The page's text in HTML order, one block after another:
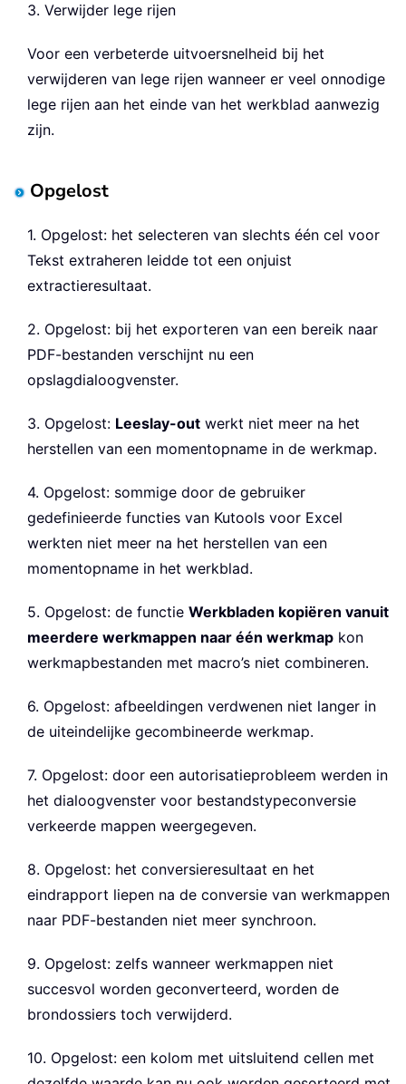
3. Verwijder lege rijen
Voor een verbeterde uitvoersnelheid bij het
verwijderen van lege rijen wanneer er veel onnodige
lege rijen aan het einde van het werkblad aanwezig
zijn.
Opgelost
1. Opgelost: het selecteren van slechts één cel voor
Tekst extraheren leidde tot een onjuist
extractieresultaat.
2. Opgelost: bij het exporteren van een bereik naar
PDF-bestanden verschijnt nu een
opslagdialoogvenster.
3. Opgelost: Leeslay-out werkt niet meer na het
herstellen van een momentopname in de werkmap.
4. Opgelost: sommige door de gebruiker
gedefinieerde functies van Kutools voor Excel
werkten niet meer na het herstellen van een
momentopname in het werkblad.
5. Opgelost: de functie Werkbladen kopiëren vanuit
meerdere werkmappen naar één werkmap kon
werkmapbestanden met macro’s niet combineren.
6. Opgelost: afbeeldingen verdwenen niet langer in
de uiteindelijke gecombineerde werkmap.
7. Opgelost: door een autorisatieprobleem werden in
het dialoogvenster voor bestandstypeconversie
verkeerde mappen weergegeven.
8. Opgelost: het conversieresultaat en het
eindrapport liepen na de conversie van werkmappen
naar PDF-bestanden niet meer synchroon.
9. Opgelost: zelfs wanneer werkmappen niet
succesvol worden geconverteerd, worden de
brondossiers toch verwijderd.
10. Opgelost: een kolom met uitsluitend cellen met